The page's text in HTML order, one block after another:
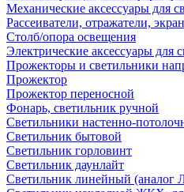
Механические аксессуары для
Рассеиватели, отражатели,
Столб/опора освещения
Электрические аксессуары для
Прожекторы и светильники
Прожектор
Прожектор переносной
Фонарь, светильник ручной
Светильники настенно-
Светильник бытовой
Светильник горловинт
Светильник даунлайт
Светильник линейный (аналог